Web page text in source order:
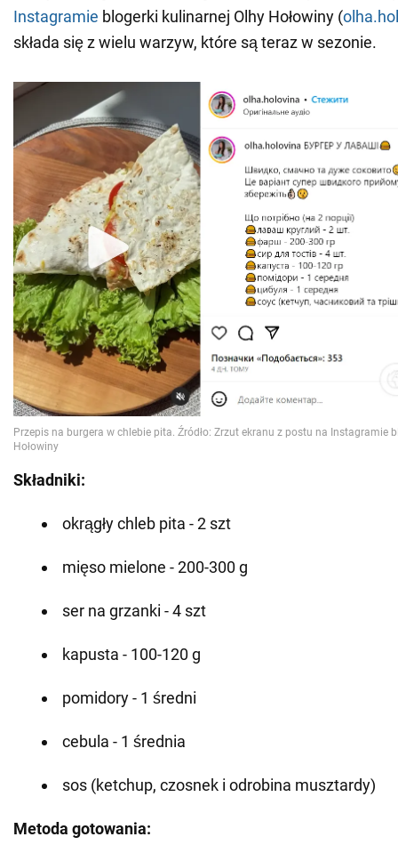
Instagramie blogerki kulinarnej Olhy Hołowiny (
składa się z wielu warzyw, które są teraz w sezonie.
Składniki:
okrągły chleb pita - 2 szt
mięso mielone - 200-300 g
ser na grzanki - 4 szt
kapusta - 100-120 g
pomidory - 1 średni
cebula - 1 średnia
sos (ketchup, czosnek i odrobina musztardy)
Metoda gotowania: